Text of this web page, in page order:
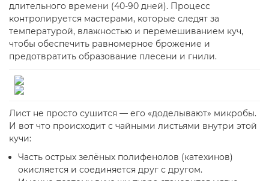
длительного времени (40-90 дней). Процесс
контролируется мастерами, которые следят за
температурой, влажностью и перемешиванием куч,
чтобы обеспечить равномерное брожение и
предотвратить образование плесени и гнили.
Лист не просто сушится — его «доделывают» микробы.
И вот что происходит с чайными листьями внутри этой
кучи:
Часть острых зелёных полифенолов (катехинов)
окисляется и соединяется друг с другом.